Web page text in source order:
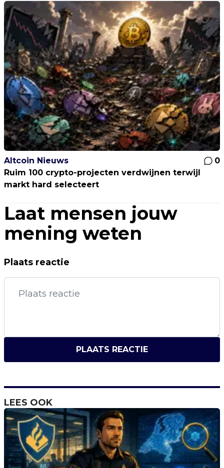
Altcoin Nieuws
0
Ruim 100 crypto-projecten verdwijnen terwijl
markt hard selecteert
Laat mensen jouw
mening weten
Plaats reactie
PLAATS REACTIE
LEES OOK